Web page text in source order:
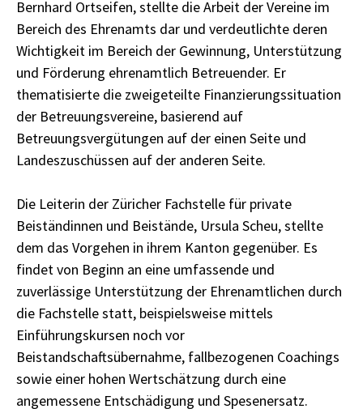
Bernhard Ortseifen, stellte die Arbeit der Vereine im
Bereich des Ehrenamts dar und verdeutlichte deren
Wichtigkeit im Bereich der Gewinnung, Unterstützung
und Förderung ehrenamtlich Betreuender. Er
thematisierte die zweigeteilte Finanzierungssituation
der Betreuungsvereine, basierend auf
Betreuungsvergütungen auf der einen Seite und
Landeszuschüssen auf der anderen Seite.
Die Leiterin der Züricher Fachstelle für private
Beiständinnen und Beistände, Ursula Scheu, stellte
dem das Vorgehen in ihrem Kanton gegenüber. Es
findet von Beginn an eine umfassende und
zuverlässige Unterstützung der Ehrenamtlichen durch
die Fachstelle statt, beispielsweise mittels
Einführungskursen noch vor
Beistandschaftsübernahme, fallbezogenen Coachings
sowie einer hohen Wertschätzung durch eine
angemessene Entschädigung und Spesenersatz.